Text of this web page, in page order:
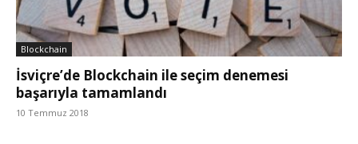
Blockchain
İsviçre’de Blockchain ile seçim denemesi
başarıyla tamamlandı
10 Temmuz 2018